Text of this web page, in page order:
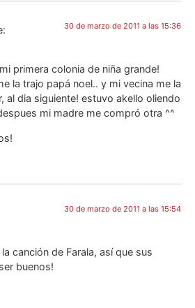
30 de marzo de 2011 a las 15:36
primera colonia de niña grande!
la trajo papá noel.. y mi vecina me la
al dia siguiente! estuvo akello oliendo
mi madre me compró otra ^^
30 de marzo de 2011 a las 15:54
canción de Farala, así que sus
buenos!